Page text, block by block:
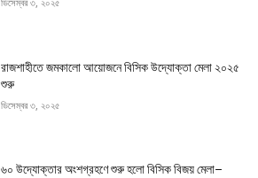
রাজশাহীতে জমকালো আয়োজনে বিসিক উদ্যোক্তা মেলা ২০২৫
শুরু
ডিসেম্বর ৩, ২০২৫
৬০ উদ্যোক্তার অংশগ্রহণে শুরু হলো বিসিক বিজয় মেলা–